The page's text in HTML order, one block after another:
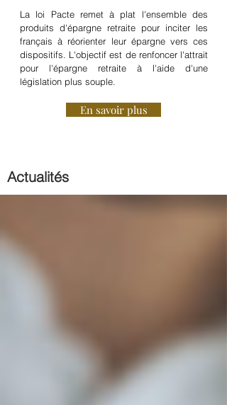
La loi Pacte remet à plat l'ensemble des
produits d'épargne retraite pour inciter les
français à réorienter leur épargne vers ces
dispositifs. L'objectif est de renfoncer l'attrait
pour l'épargne retraite à l'aide d'une
législation plus souple.
En savoir plus
Actualités